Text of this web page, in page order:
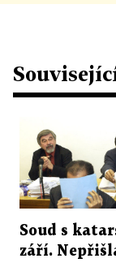
Soud s
září.